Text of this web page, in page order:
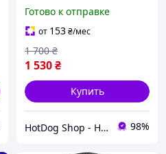
пластиковые лопасти
белый для дома и офиса
Готово к отправке
от 153₴/мес
1 530₴
1 700 ₴
Купить
HotDog Shop - Найкращі товари для дому та сімʼї, з любовʼю до деталей! 98%